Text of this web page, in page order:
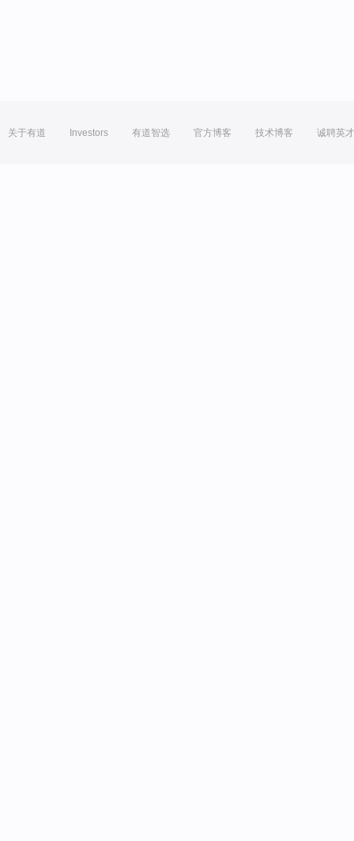
关于有道 Investors 有道智选 官方博客 技术博客 诚聘英才